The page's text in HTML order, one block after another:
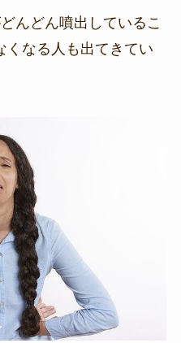
んどん噴出しているこ
くなる人も出てきてい